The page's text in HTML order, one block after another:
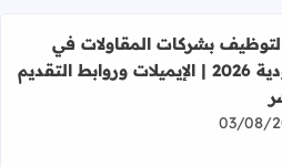
المقاولات في السعودية 2026 | الإيميلات وروابط التقديم
بشركات المقاولات في
السعودية 2026 | الإيميلات وروابط التقديم
03/08/